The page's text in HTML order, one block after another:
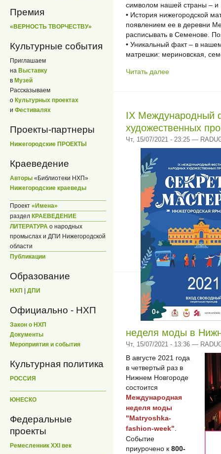
Премия
«ВЕРНОСТЬ ТВОРЧЕСТВУ»
Культурные события
Приглашаем
на Выставку
в Музей
Рассказываем
о Культурных проектах
и Фестивалях
Проекты-партнеры
Нижегородские ПРОЕКТЫ
Краеведение
Авторы «Библиотеки НХП»
Нижегородские краеведы
Проект «Имена»
раздел КРАЕВЕДЕНИЕ
ЛИТЕРАТУРА о народных
промыслах и ДПИ Нижегородской
области
Публикации
Образование
НХП ДПИ
Официально - НХП
Закон о НХП
Документы
Мероприятия и события
Культурная политика
РОССИЯ
ЮНЕСКО
Федеральные
проекты
Ремесленник XXI век
символом нашей страны – и
• История нижегородской
появлением ее в деревни
расписывать в Семенове.
• Уникальный факт – в
матрешки: мериновская,
Читать далее
IХ Международный
художественных
Чт, 15/07/2021 - 23:25 —
неделя моды в
Чт, 15/07/2021 - 13:36 —
В августе 2021 года
в четвертый раз в
Нижнем Новгороде
состоится
Международная
неделя моды
"Matryoshka-
fashion-week".
Событие
приурочено к 800-